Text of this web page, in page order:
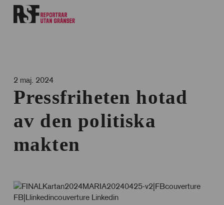
2 maj. 2024
Pressfriheten hotad
av den politiska
makten